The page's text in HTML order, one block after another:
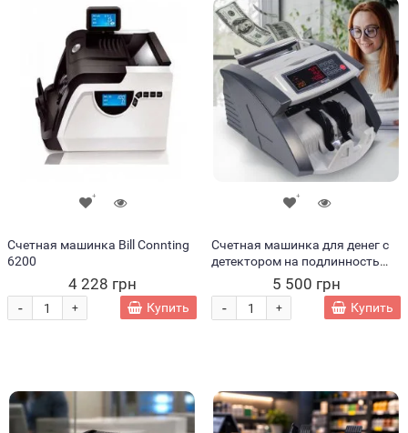
Счетная машинка Bill Connting
6200
4 228 грн
+
- Купить
Счетная машинка для денег с
детектором на подлинность
WX-7253 (243)5 500 грн
+
- Купить